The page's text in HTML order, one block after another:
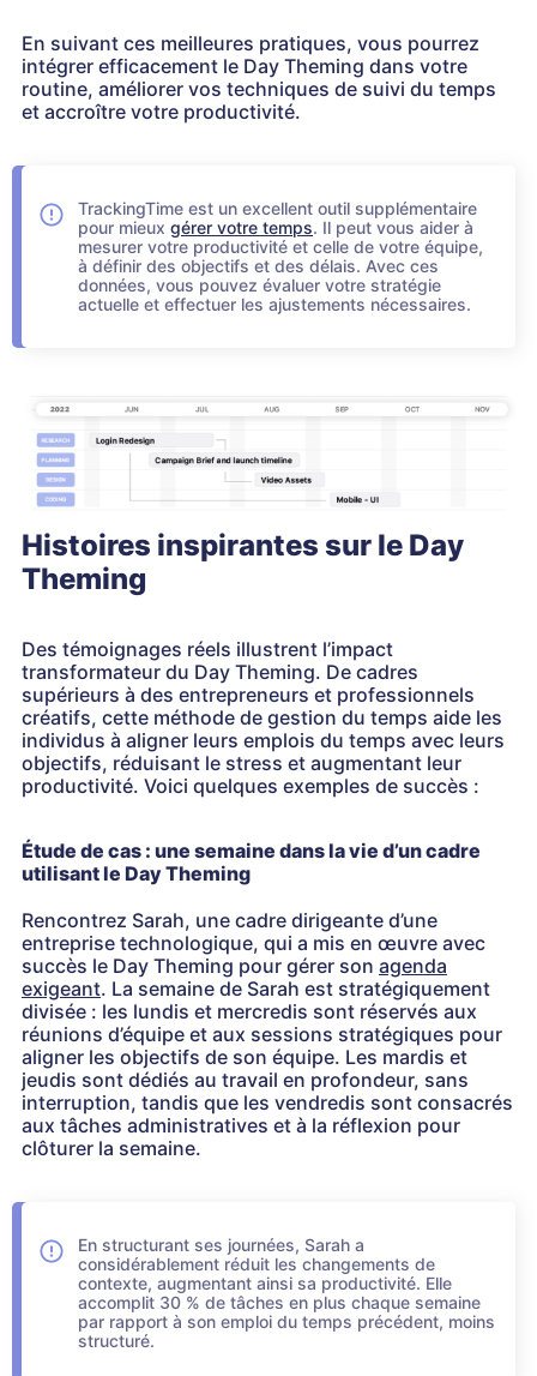
En suivant ces meilleures pratiques, vous pourrez
intégrer efficacement le Day Theming dans votre
routine, améliorer vos techniques de suivi du temps
et accroître votre productivité.
TrackingTime est un excellent outil supplémentaire
pour mieux gérer votre temps. Il peut vous aider à
mesurer votre productivité et celle de votre équipe,
à définir des objectifs et des délais. Avec ces
données, vous pouvez évaluer votre stratégie
actuelle et effectuer les ajustements nécessaires.
Histoires inspirantes sur le Day
Theming
Des témoignages réels illustrent l’impact
transformateur du Day Theming. De cadres
supérieurs à des entrepreneurs et professionnels
créatifs, cette méthode de gestion du temps aide les
individus à aligner leurs emplois du temps avec leurs
objectifs, réduisant le stress et augmentant leur
productivité. Voici quelques exemples de succès :
Étude de cas : une semaine dans la vie d’un cadre
utilisant le Day Theming
Rencontrez Sarah, une cadre dirigeante d’une
entreprise technologique, qui a mis en œuvre avec
succès le Day Theming pour gérer son agenda
exigeant. La semaine de Sarah est stratégiquement
divisée : les lundis et mercredis sont réservés aux
réunions d’équipe et aux sessions stratégiques pour
aligner les objectifs de son équipe. Les mardis et
jeudis sont dédiés au travail en profondeur, sans
interruption, tandis que les vendredis sont consacrés
aux tâches administratives et à la réflexion pour
clôturer la semaine.
En structurant ses journées, Sarah a
considérablement réduit les changements de
contexte, augmentant ainsi sa productivité. Elle
accomplit 30 % de tâches en plus chaque semaine
par rapport à son emploi du temps précédent, moins
structuré.